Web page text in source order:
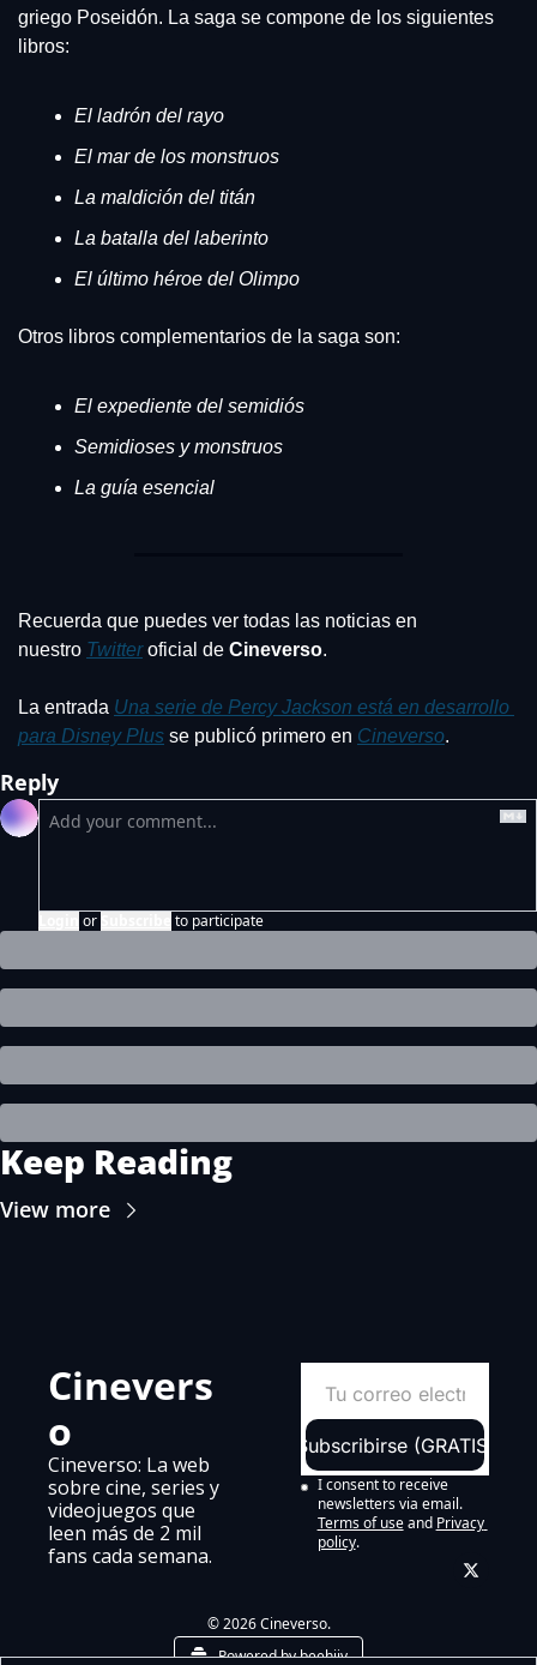
griego Poseidón. La saga se compone de los siguientes
libros:
El ladrón del rayo
El mar de los monstruos
La maldición del titán
La batalla del laberinto
El último héroe del Olimpo
Otros libros complementarios de la saga son:
El expediente del semidiós
Semidioses y monstruos
La guía esencial
Recuerda que puedes ver todas las noticias en
nuestro Twitter oficial de Cineverso.
La entrada Una serie de Percy Jackson está en desarrollo
para Disney Plus se publicó primero en Cineverso.
Reply
or to participate
Keep Reading
View more
Cinevers
o
Cineverso: La web
sobre cine, series y
videojuegos que
leen más de 2 mil
fans cada semana.
Subscribirse (GRATIS)
I consent to receive
newsletters via email.
Terms of use and Privacy
policy.
© 2026 Cineverso.
Powered by beehiiv